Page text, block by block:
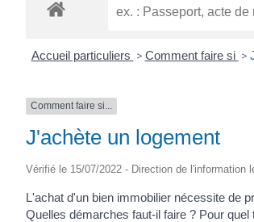
Accueil particuliers > Comment faire si >
Comment faire si...
J'achète un logement
Vérifié le 15/07/2022 - Direction de l'information
L'achat d'un bien immobilier nécessite de
Quelles démarches faut-il faire ? Pour